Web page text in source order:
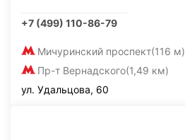
+7 (499) 110-86-79
Мичуринский проспект(116 м)
Пр-т Вернадского(1,49 км)
ул. Удальцова, 60